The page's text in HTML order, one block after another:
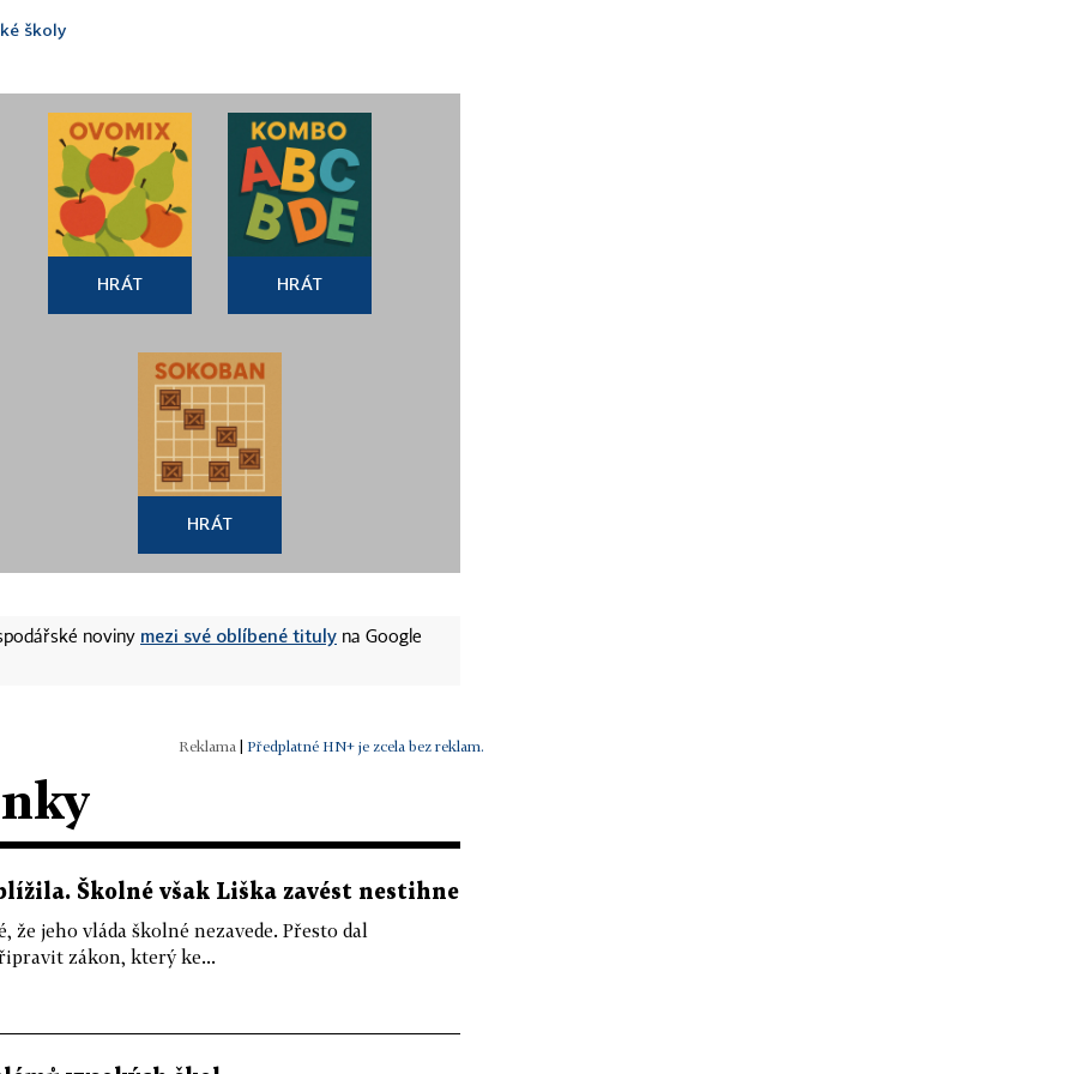
školy
HRÁT HRÁT
HRÁT
noviny mezi své oblíbené tituly na Google
Předplatné HN+ je zcela bez reklam.
Školné však Liška zavést nestihne
jeho vláda školné nezavede. Přesto dal
zákon, který ke...